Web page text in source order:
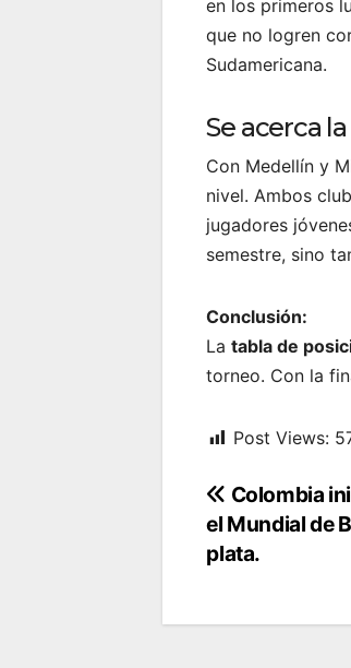
en los primeros
que no logren
Sudamericana.
Se acerca
Con Medellín y
nivel. Ambos
jugadores
semestre, sino
Conclusión:
Latabla de
torneo. Con la
Post Views:
de
Colombia
el Mundial de
plata.